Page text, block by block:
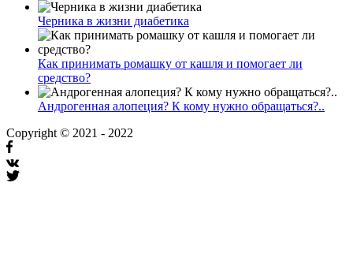
Черника в жизни диабетика
Как принимать ромашку от кашля и помогает ли
средство?
Андрогенная алопеция? К кому нужно обращаться?..
Copyright © 2021 - 2022